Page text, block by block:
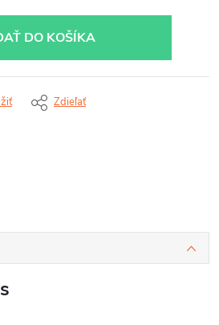
DO KOŠÍKA
Zdieľať